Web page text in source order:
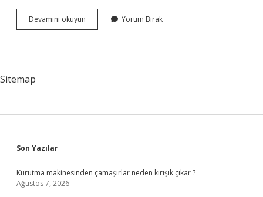
Devamını okuyun Temizlik
Ilk
Yorum Bırak
Sitemap
Sidebar
Son Yazılar
Kurutma makinesinden çamaşırlar neden kırışık çıkar ?
Ağustos 7, 2026